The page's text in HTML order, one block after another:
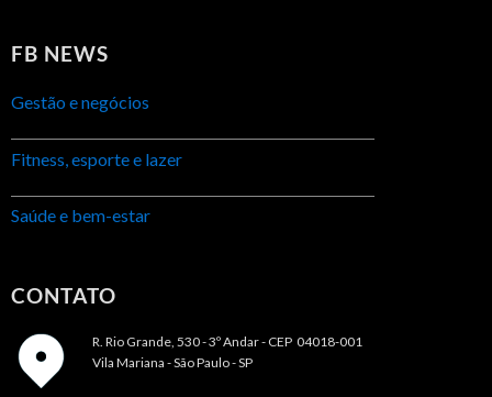
FB NEWS
Gestão e negócios
Fitness, esporte e lazer
Saúde e bem-estar
CONTATO
R. Rio Grande, 530 - 3º Andar - CEP 04018-001
Vila Mariana - São Paulo - SP